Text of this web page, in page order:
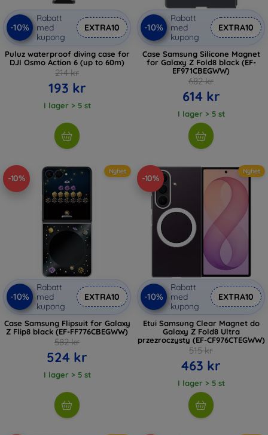
-10%
Rabatt
med
kupong
EXTRA10
Puluz waterproof diving case for
DJI Osmo Action 6 (up to 60m)
214 kr
193 kr
I lager > 5 st
-10%
Rabatt
med
kupong
EXTRA10
Case Samsung Silicone Magnet
for Galaxy Z Fold8 black (EF-
EF971CBEGWW)
682 kr
614 kr
I lager > 5 st
-10%
Nyhet
-10%
Rabatt
med
kupong
EXTRA10
Case Samsung Flipsuit for Galaxy
Z Flip8 black (EF-FF776CBEGWW)
582 kr
524 kr
I lager > 5 st
-10%
Nyhet
-10%
Rabatt
med
kupong
EXTRA10
Etui Samsung Clear Magnet do
Galaxy Z Fold8 Ultra
przezroczysty (EF-CF976CTEGWW)
515 kr
463 kr
I lager > 5 st